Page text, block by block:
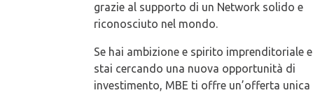
grazie al supporto di un Network solido e
riconosciuto nel mondo.
Se hai ambizione e spirito imprenditoriale e
stai cercando una nuova opportunità di
investimento, MBE ti offre un’offerta unica